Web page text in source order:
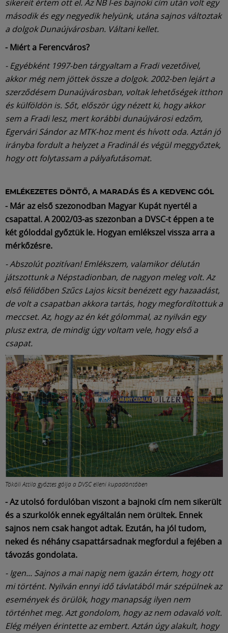
sikereit értem ott el. Az NB I-es bajnoki cím után volt egy
második és egy negyedik helyünk, utána sajnos változtak
a dolgok Dunaújvárosban. Váltani kellet.
- Miért a Ferencváros?
- Egyébként 1997-ben tárgyaltam a Fradi vezetőivel,
akkor még nem jöttek össze a dolgok. 2002-ben lejárt a
szerződésem Dunaújvárosban, voltak lehetőségek itthon
és külföldön is. Sőt, először úgy nézett ki, hogy akkor
sem a Fradi lesz, mert korábbi dunaújvárosi edzőm,
Egervári Sándor az MTK-hoz ment és hívott oda. Aztán jó
irányba fordult a helyzet a Fradinál és végül meggyőztek,
hogy ott folytassam a pályafutásomat.
EMLÉKEZETES DÖNTŐ, A MARADÁS ÉS A KEDVENC GÓL
- Már az első szezonodban Magyar Kupát nyertél a
csapattal. A 2002/03-as szezonban a DVSC-t éppen a te
két góloddal győztük le. Hogyan emlékszel vissza arra a
mérkőzésre.
- Abszolút pozitívan! Emlékszem, valamikor délután
játszottunk a Népstadionban, de nagyon meleg volt. Az
első félidőben Szűcs Lajos kicsit benézett egy hazaadást,
de volt a csapatban akkora tartás, hogy megfordítottuk a
meccset. Az, hogy az én két gólommal, az nyilván egy
plusz extra, de mindig úgy voltam vele, hogy első a
csapat.
Tököli Attila győztes gólja a DVSC elleni kupadöntőben
- Az utolsó fordulóban viszont a bajnoki cím nem sikerült
és a szurkolók ennek egyáltalán nem örültek. Ennek
sajnos nem csak hangot adtak. Ezután, ha jól tudom,
neked és néhány csapattársadnak megfordul a fejében a
távozás gondolata.
- Igen... Sajnos a mai napig nem igazán értem, hogy ott
mi történt. Nyilván ennyi idő távlatából már szépülnek az
események és örülök, hogy manapság ilyen nem
történhet meg. Azt gondolom, hogy az nem odavaló volt.
Elég mélyen érintette az embert. Aztán úgy alakult, hogy